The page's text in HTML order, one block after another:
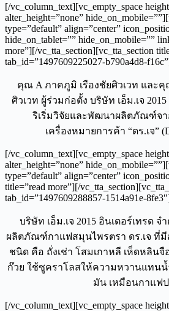
[/vc_column_text][vc_empty_space
alter_height=”none”
type=”default” align=”center”
hide_on_tablet=”” hide_on_mobile=””
more”][/vc_tta_section][vc_tta_section
tab_id=”1497609225027-b790a4d8-
คุณ A ภาคภูมิ เรืองชัยศิวเวท และ
ศิวเวท ผู้ร่วมก่อตั้ง บริษัท เอ็ม.เจ
ริเริ่มวิจัยและพัฒนาผลิตภัณฑ์จ
เครื่องหมายการค้า “ดร.เจ”
[/vc_column_text][vc_empty_space
alter_height=”none”
type=”default” align=”center”
title=”read more”][/
tab_id=”1497609288857-1514a91e-
บริษัท เอ็ม.เจ 2015 อินเตอร์เทรด
ผลิตภัณฑ์กาแฟสมุนไพรตรา ดร.เจ ที่
ชนิด คือ ถั่งเช่า โสมเกาหลี เห็ดหลินจื
ก๊วย ใช้ซูคราโลสให้ความหวานแทน
มัน เหมือนกาแฟ
[/vc_column_text][vc_empty_space